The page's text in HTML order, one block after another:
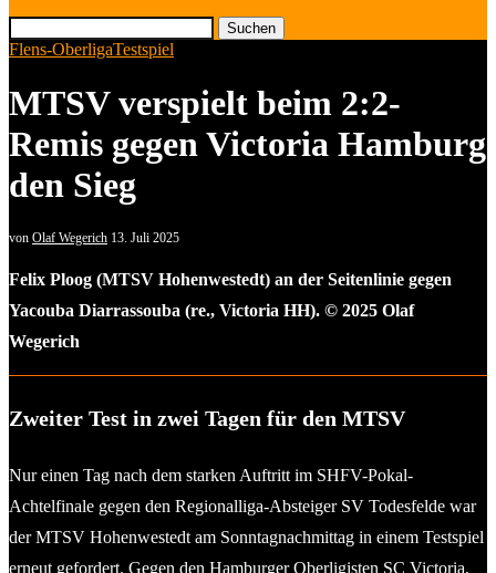
Suchen
Flens-OberligaTestspiel
MTSV verspielt beim 2:2-
Remis gegen Victoria Hamburg
den Sieg
von Olaf Wegerich 13. Juli 2025
Felix Ploog (MTSV Hohenwestedt) an der Seitenlinie gegen
Yacouba Diarrassouba (re., Victoria HH). © 2025 Olaf
Wegerich
Zweiter Test in zwei Tagen für den MTSV
Nur einen Tag nach dem starken Auftritt im SHFV-Pokal-
Achtelfinale gegen den Regionalliga-Absteiger SV Todesfelde war
der MTSV Hohenwestedt am Sonntagnachmittag in einem Testspiel
erneut gefordert. Gegen den Hamburger Oberligisten SC Victoria,